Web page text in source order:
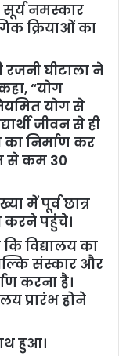
नमस्कार
क्रियाओं का
रजनी घीटाला ने
“योग
योग से
जीवन से ही
निर्माण कर
से कम 30
में पूर्व छात्र
करने पहुंचे।
विद्यालय का
संस्कार और
करना है।
प्रारंभ होने
हुआ।